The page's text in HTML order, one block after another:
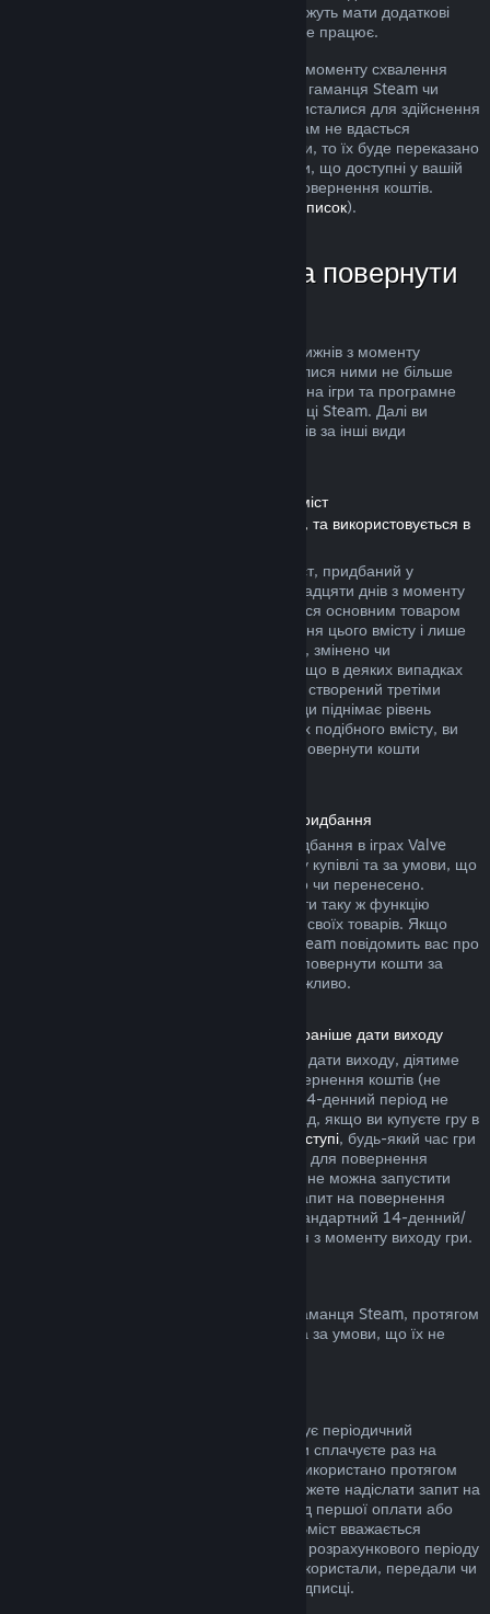
розгляд. Користувачі в деяких країнах можуть мати додаткові
права на повернення за умов, коли гра не працює.
Кошти буде повернуто протягом тижня з моменту схвалення
запиту. Кошти буде переказано назад до гаманця Steam чи
через інший спосіб оплати, яким ви скористалися для здійснення
придбання. Якщо, з будь-яких причин, нам не вдасться
повернути кошти через ваш спосіб оплати, то їх буде переказано
до гаманця Steam. (Деякі способи оплати, що доступні у вашій
країні, можуть не підтримувати функції повернення коштів.
Клацніть тут, щоби переглянути повний список).
У яких випадках можна повернути
Повернути кошти можна протягом двох тижнів з моменту
придбання товарів та якщо ви користувалися ними не більше
двох годин. Ця можливість поширюється на ігри та програмне
забезпечення, яке ви придбали у крамниці Steam. Далі ви
можете довідатися про повернення коштів за інші види
Повернення коштів за завантажуваний вміст
(Вміст, який доступний у крамниці Steam, та використовується в
Повернути кошти за завантажуваний вміст, придбаний у
крамниці Steam, можна протягом чотирнадцяти днів з моменту
придбання, за умови, що ви користувалися основним товаром
не більше двох годин з моменту придбання цього вмісту і лише
якщо його не було повністю використано, змінено чи
перенесено. Будь ласка, майте на увазі, що в деяких випадках
ми не можемо повернути кошти за вміст, створений третіми
особами (наприклад: якщо вміст назавжди піднімає рівень
вашого ігрового персонажа). На сторінках подібного вмісту, ви
побачите примітку, у якій написано, що повернути кошти
Повернення коштів за внутрішньоігрові придбання
Steam дозволяє повернути кошти за придбання в іграх Valve
протягом сорока восьми годин з моменту купівлі та за умови, що
їх не було повністю використано, змінено чи перенесено.
Сторонні розробники також можуть додати таку ж функцію
повернення коштів за ігрові предмети до своїх товарів. Якщо
розробники передбачили цю функцію, Steam повідомить вас про
це під час придбання. В інших випадках повернути кошти за
купівлю у грі сторонніх розробників неможливо.
Повернення коштів за продукти, куплені раніше дати виходу
Якщо ви купуєте продукт у Steam раніше дати виходу, діятиме
двогодинне обмеження часу гри для повернення коштів (не
поширюється на бета-тестування), але 14-денний період не
почнеться раніше дати виходу. Наприклад, якщо ви купуєте гру в
пріоритетному доступі, будь-який час гри
зарахується до двогодинного обмеження для повернення
коштів. Якщо ви завчасно купили гру, яку не можна запустити
раніше дати виходу, ви можете подати запит на повернення
коштів у будь-який час до її випуску, а стандартний 14-денний/
двогодинний період застосовуватиметься з моменту виходу гри.
Ви можете повернути кошти, додані до гаманця Steam, протягом
чотирнадцяти днів з моменту переказу та за умови, що їх не
До деяких сервісів і вмісту Steam пропонує періодичний
(помісячний, порічний) доступ, за який ви сплачуєте раз на
період. Якщо поновлювану підписку не використано протягом
поточного розрахункового періоду, ви можете надіслати запит на
повернення коштів упродовж 48 годин від першої оплати або
будь-якого автоматичного поновлення. Вміст вважається
використаним, якщо протягом поточного розрахункового періоду
ви грали в будь-які ігри з підписки або використали, передали чи
змінили будь-які привілеї або знижки у підписці.